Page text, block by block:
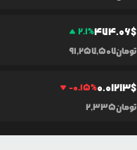
2.1%474.06$
91,257,507تومان
-0.15%0.01213$
2,335تومان